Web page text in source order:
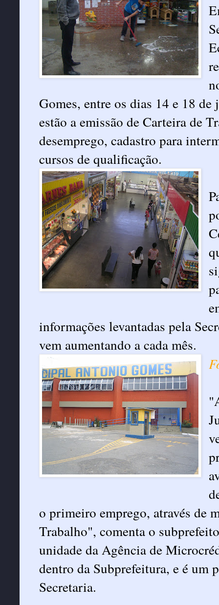
Gomes, entre os dias 14 e 18
estão a emissão de Carteira de
desemprego, cadastro para
cursos de qualificação.
informações levantadas pela
vem aumentando a cada mês.
o primeiro emprego, através de
Trabalho", comenta o
unidade da Agência de
dentro da Subprefeitura, e é um
Secretaria.